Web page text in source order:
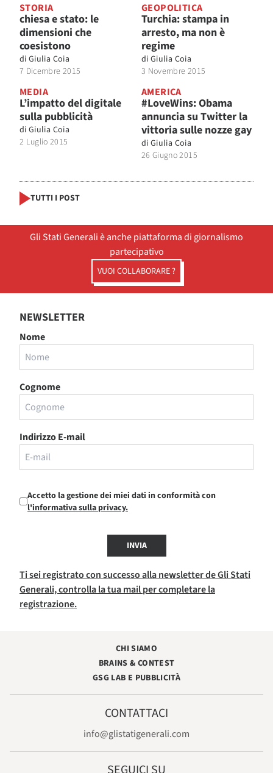
STORIA
chiesa e stato: le
dimensioni che
coesistono
di Giulia Coia
7 Dicembre 2015
GEOPOLITICA
Turchia: stampa in
arresto, ma non è
regime
di Giulia Coia
3 Novembre 2015
MEDIA
L’impatto del digitale
sulla pubblicità
di Giulia Coia
2 Luglio 2015
AMERICA
#LoveWins: Obama
annuncia su Twitter la
vittoria sulle nozze gay
di Giulia Coia
26 Giugno 2015
TUTTI I POST
Gli Stati Generali è anche piattaforma di giornalismo
partecipativo
VUOI COLLABORARE ?
NEWSLETTER
Nome
Cognome
Indirizzo E-mail
Accetto la gestione dei miei dati in conformità con
l'informativa sulla privacy.
INVIA
Ti sei registrato con successo alla newsletter de Gli Stati
Generali, controlla la tua mail per completare la
registrazione.
CHI SIAMO
BRAINS & CONTEST
GSG LAB E PUBBLICITÀ
CONTATTACI
info@glistatigenerali.com